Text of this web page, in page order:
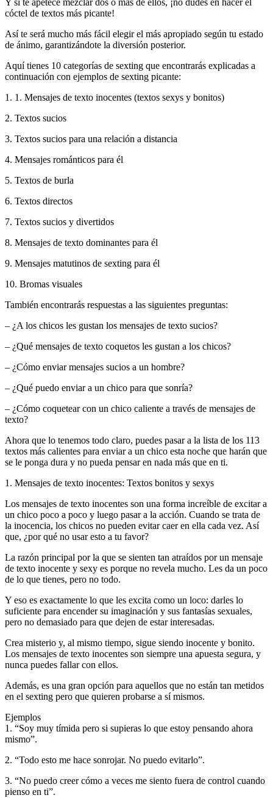
Y si te apetece mezclar dos o más de ellos, ¡no dudes en hacer el
cóctel de textos más picante!
Así te será mucho más fácil elegir el más apropiado según tu estado
de ánimo, garantizándote la diversión posterior.
Aquí tienes 10 categorías de sexting que encontrarás explicadas a
continuación con ejemplos de sexting picante:
1. 1. Mensajes de texto inocentes (textos sexys y bonitos)
2. Textos sucios
3. Textos sucios para una relación a distancia
4. Mensajes románticos para él
5. Textos de burla
6. Textos directos
7. Textos sucios y divertidos
8. Mensajes de texto dominantes para él
9. Mensajes matutinos de sexting para él
10. Bromas visuales
También encontrarás respuestas a las siguientes preguntas:
– ¿A los chicos les gustan los mensajes de texto sucios?
– ¿Qué mensajes de texto coquetos les gustan a los chicos?
– ¿Cómo enviar mensajes sucios a un hombre?
– ¿Qué puedo enviar a un chico para que sonría?
– ¿Cómo coquetear con un chico caliente a través de mensajes de
texto?
Ahora que lo tenemos todo claro, puedes pasar a la lista de los 113
textos más calientes para enviar a un chico esta noche que harán que
se le ponga dura y no pueda pensar en nada más que en ti.
1. Mensajes de texto inocentes: Textos bonitos y sexys
Los mensajes de texto inocentes son una forma increíble de excitar a
un chico poco a poco y luego pasar a la acción. Cuando se trata de
la inocencia, los chicos no pueden evitar caer en ella cada vez. Así
que, ¿por qué no usar esto a tu favor?
La razón principal por la que se sienten tan atraídos por un mensaje
de texto inocente y sexy es porque no revela mucho. Les da un poco
de lo que tienes, pero no todo.
Y eso es exactamente lo que les excita como un loco: darles lo
suficiente para encender su imaginación y sus fantasías sexuales,
pero no demasiado para que dejen de estar interesadas.
Crea misterio y, al mismo tiempo, sigue siendo inocente y bonito.
Los mensajes de texto inocentes son siempre una apuesta segura, y
nunca puedes fallar con ellos.
Además, es una gran opción para aquellos que no están tan metidos
en el sexting pero que quieren probarse a sí mismos.
Ejemplos
1. “Soy muy tímida pero si supieras lo que estoy pensando ahora
mismo”.
2. “Todo esto me hace sonrojar. No puedo evitarlo”.
3. “No puedo creer cómo a veces me siento fuera de control cuando
pienso en ti”.